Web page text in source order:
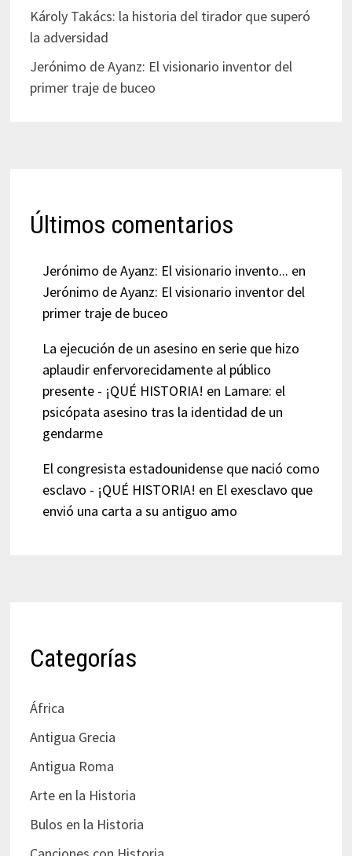
Károly Takács: la historia del tirador que superó
la adversidad
Jerónimo de Ayanz: El visionario inventor del
primer traje de buceo
Últimos comentarios
Jerónimo de Ayanz: El visionario invento... en
Jerónimo de Ayanz: El visionario inventor del
primer traje de buceo
La ejecución de un asesino en serie que hizo
aplaudir enfervorecidamente al público
presente - ¡QUÉ HISTORIA! en Lamare: el
psicópata asesino tras la identidad de un
gendarme
El congresista estadounidense que nació como
esclavo - ¡QUÉ HISTORIA! en El exesclavo que
envió una carta a su antiguo amo
Categorías
África
Antigua Grecia
Antigua Roma
Arte en la Historia
Bulos en la Historia